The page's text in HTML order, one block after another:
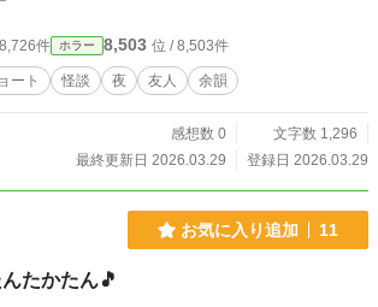
件 ホラー 8,503 位 / 8,503件
ート 怪談 夜 友人 余韻
感想数 0
文字数 1,296
最終更新日 2026.03.29
登録日 2026.03.29
お気に入り追加 11
たかたん🎵